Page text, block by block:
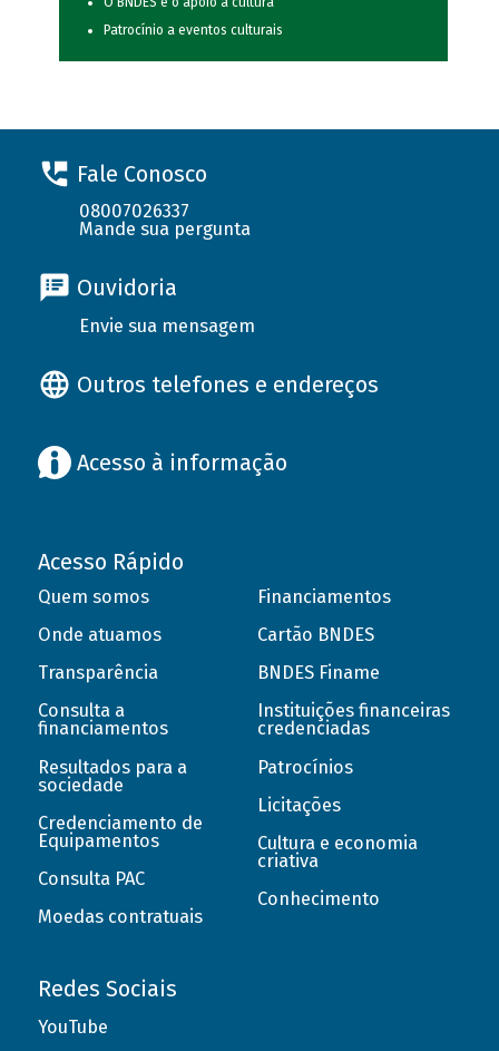
Patrocínio a eventos culturais
Fale Conosco
08007026337
Mande sua pergunta
Ouvidoria
Envie sua mensagem
Outros telefones e endereços
Acesso à informação
Acesso Rápido
Quem somos
Onde atuamos
Transparência
Consulta a
financiamentos
Resultados para a
sociedade
Credenciamento de
Equipamentos
Consulta PAC
Moedas contratuais
Financiamentos
Cartão BNDES
BNDES Finame
Instituições financeiras
credenciadas
Patrocínios
Licitações
Cultura e economia
criativa
Conhecimento
Redes Sociais
YouTube